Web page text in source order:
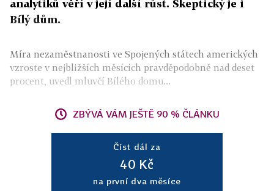
analytiků věří v její další růst. Skeptický je i
Bílý dům.
Míra nezaměstnanosti ve Spojených státech amerických
vzroste v nejbližších měsících pravděpodobně nad deset
procent, uvedl mluvčí Bílého domu...
ZBÝVÁ VÁM JEŠTĚ 90 % ČLÁNKU
Číst dál za
40 Kč
na první dva měsíce